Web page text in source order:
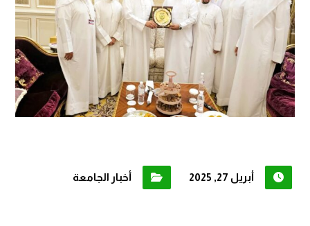
أبريل 27, 2025 أخبار الجامعة